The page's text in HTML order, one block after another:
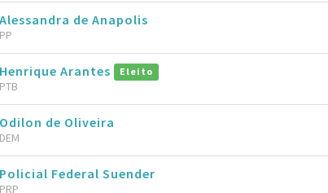
Alessandra de Anapolis
PP
Henrique Arantes Eleito
PTB
Odilon de Oliveira
DEM
Policial Federal Suender
PRP